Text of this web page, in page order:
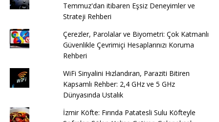
Temmuz'dan itibaren Eşsiz Deneyimler ve
Strateji Rehberi
Çerezler, Parolalar ve Biyometri: Çok Katmanlı
Güvenlikle Çevrimiçi Hesaplarınızı Koruma
Rehberi
WiFi Sinyalini Hızlandıran, Paraziti Bitiren
Kapsamlı Rehber: 2,4 GHz ve 5 GHz
Dünyasında Ustalık
İzmir Köfte: Fırında Patatesli Sulu Köfteyle